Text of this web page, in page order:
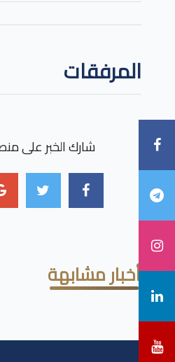
المرفقات
شارك الخبر على
أخبار مشابهة